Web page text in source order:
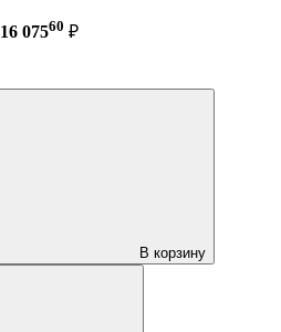
16 07560 ₽
В корзину